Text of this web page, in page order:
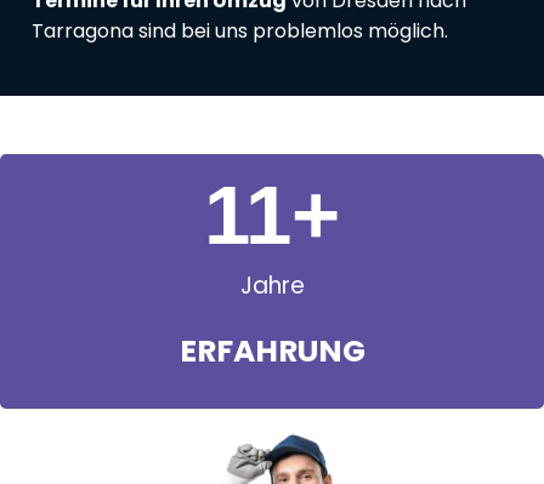
Tarragona sind bei uns problemlos möglich.
Jahre
ERFAHRUNG
11+